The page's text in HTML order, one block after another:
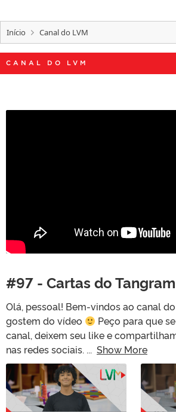
TELEFONES
Início Canal do LVM
CANAL DO LVM
#97 - Cartas do Tangram
Olá, pessoal! Bem-vindos ao canal
gostem do vídeo
Peço para que
canal, deixem seu like e
nas redes sociais. ... Show More